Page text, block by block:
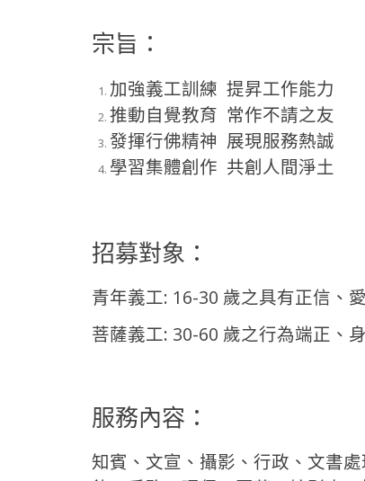
宗旨：
加強義工訓練 提昇工作能力
推動自覺教育 常作不請之友
發揮行佛精神 展現服務熱誠
學習集體創作 共創人間淨土
招募對象：
青年義工: 16-30 歲之具有正信、
菩薩義工: 30-60 歲之行為端正、
服務內容：
知賓、文宣、攝影、行政、文書